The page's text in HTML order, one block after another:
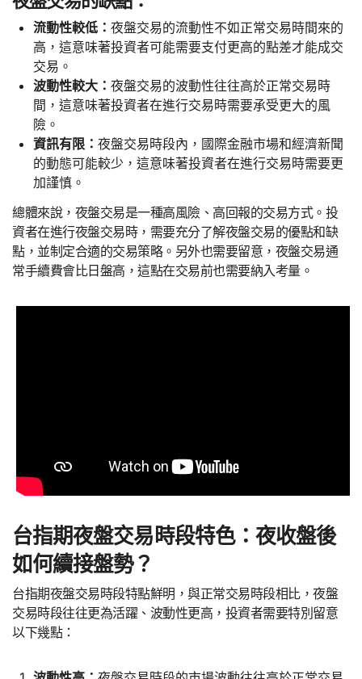
流動性較低： 夜盤交易的流動性不如正常交易時間來的
高，這意味著投資者可能需要支付更高的點差才能成交
交易。
波動性較大： 夜盤交易的波動性往往高於正常交易時
間，這意味著投資者在進行交易時需要承受更大的風
險。
資訊有限： 夜盤交易時段內，國際金融市場和經濟新聞
的動態可能較少，這意味著投資者在進行交易時需要更
加謹慎。
總體來說，夜盤交易是一種高風險、高回報的交易方式。投
資者在進行夜盤交易時，需要充分了解夜盤交易的優點和缺
點，並制定合適的交易策略。另外也需要留意，夜盤交易通
常手續費會比日盤高，這點在交易前也需要納入考量。
台指期夜盤交易時段特色：夜收盤後
如何續接盤勢？
台指期夜盤交易時段特點鮮明，與正常交易時段相比，夜盤
交易時段往往更為活躍、波動性更高，投資者需要特別留意
以下幾點：